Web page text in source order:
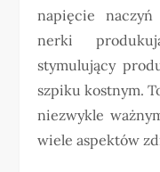
napięcie
nerki
stymulujący
szpiku kostnym.
niezwykle
wiele aspektów